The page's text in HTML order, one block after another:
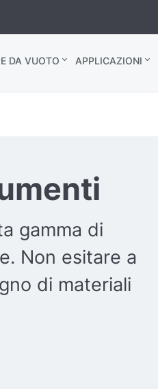
DA VUOTO APPLICAZIONI
gamma di
Non esitare a
di materiali